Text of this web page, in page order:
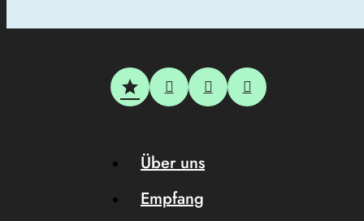
Über uns
Empfang